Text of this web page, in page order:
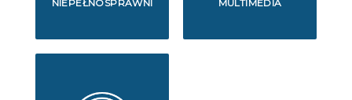
NIEPEŁNOSPRAWNI MULTIMEDIA